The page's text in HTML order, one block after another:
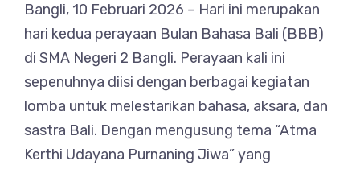
Bangli, 10 Februari 2026 – Hari ini merupakan
hari kedua perayaan Bulan Bahasa Bali (BBB)
di SMA Negeri 2 Bangli. Perayaan kali ini
sepenuhnya diisi dengan berbagai kegiatan
lomba untuk melestarikan bahasa, aksara, dan
sastra Bali. Dengan mengusung tema “Atma
Kerthi Udayana Purnaning Jiwa” yang